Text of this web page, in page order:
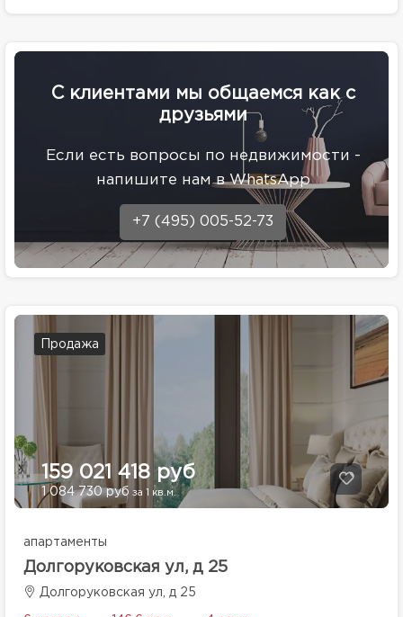
С клиентами мы общаемся как с
друзьями
Eсли есть вопросы по недвижимости -
напишите нам в WhatsApp
+7 (495) 005-52-73
Продажа
159 021 418 руб
1 084 730 руб за 1 кв.м.
апартаменты
Долгоруковская ул, д 25
Долгоруковская ул, д 25